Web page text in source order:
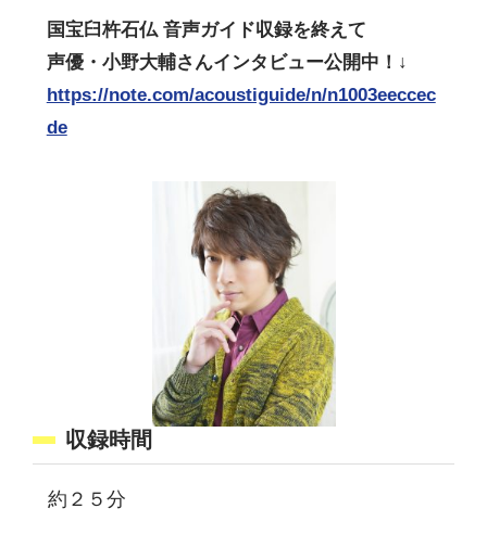
国宝臼杵石仏 音声ガイド収録を終えて
声優・小野大輔さんインタビュー公開中！↓
https://note.com/acoustiguide/n/n1003eeccec
de
収録時間
約２５分